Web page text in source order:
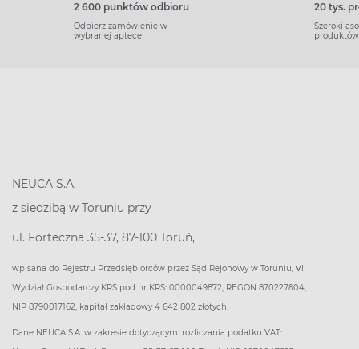
2 600 punktów odbioru
Odbierz zamówienie w
wybranej aptece
20 tys.
Szeroki
produktów
NEUCA S.A.
z siedzibą w Toruniu przy
ul. Forteczna 35-37, 87-100 Toruń,
wpisana do Rejestru Przedsiębiorców przez Sąd Rejonowy w Toruniu, VII
Wydział Gospodarczy KRS pod nr KRS: 0000049872, REGON 870227804,
NIP 8790017162, kapitał zakładowy 4 642 802 złotych.
Dane NEUCA S.A. w zakresie dotyczącym: rozliczania podatku VAT: